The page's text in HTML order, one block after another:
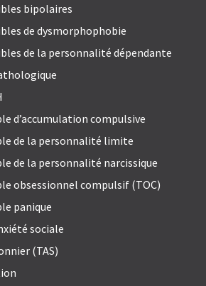
bipolaires
de dysmorphophobie
de la personnalité dépendante
d’accumulation compulsive
de la personnalité limite
de la personnalité narcissique
obsessionnel compulsif (TOC)
panique
sociale
(TAS)